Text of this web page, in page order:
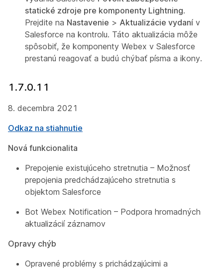
statické zdroje pre komponenty Lightning.
Prejdite na Nastavenie > Aktualizácie vydaní v
Salesforce na kontrolu. Táto aktualizácia môže
spôsobiť, že komponenty Webex v Salesforce
prestanú reagovať a budú chýbať písma a ikony.
1.7.0.11
8. decembra 2021
Odkaz na stiahnutie
Nová funkcionalita
Prepojenie existujúceho stretnutia – Možnosť
prepojenia predchádzajúceho stretnutia s
objektom Salesforce
Bot Webex Notification – Podpora hromadných
aktualizácií záznamov
Opravy chýb
Opravené problémy s prichádzajúcimi a